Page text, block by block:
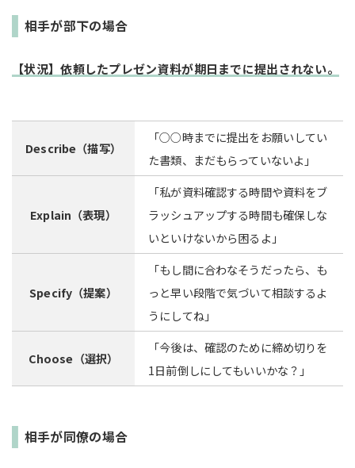
相手が部下の場合
【状況】依頼したプレゼン資料が期日までに提出されない。
Describe（描写）
「○○時までに提出をお願いしてい
た書類、まだもらっていないよ」
Explain（表現）
「私が資料確認する時間や資料をブ
ラッシュアップする時間も確保しな
いといけないから困るよ」
Specify（提案）
「もし間に合わなそうだったら、も
っと早い段階で気づいて相談するよ
うにしてね」
Choose（選択）
「今後は、確認のために締め切りを
1日前倒しにしてもいいかな？」
相手が同僚の場合